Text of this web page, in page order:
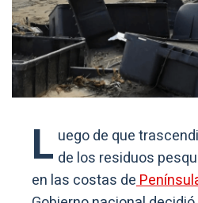
L uego de que
de los residuos
en las costas de